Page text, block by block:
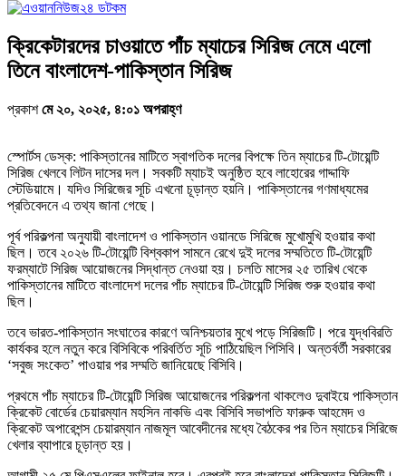
ক্রিকেটারদের চাওয়াতে পাঁচ ম্যাচের সিরিজ নেমে এলো
তিনে বাংলাদেশ-পাকিস্তান সিরিজ
প্রকাশমে ২০, ২০২৫, ৪:০১ অপরাহ্ণ
স্পোর্টস ডেস্ক: পাকিস্তানের মাটিতে স্বাগতিক দলের বিপক্ষে তিন ম্যাচের টি-টোয়েন্টি
সিরিজ খেলবে লিটন দাসের দল। সবকটি ম্যাচই অনুষ্ঠিত হবে লাহোরের গাদ্দাফি
স্টেডিয়ামে। যদিও সিরিজের সূচি এখনো চূড়ান্ত হয়নি। পাকিস্তানের গণমাধ্যমের
প্রতিবেদনে এ তথ্য জানা গেছে।
পূর্ব পরিকল্পনা অনুযায়ী বাংলাদেশ ও পাকিস্তান ওয়ানডে সিরিজে মুখোমুখি হওয়ার কথা
ছিল। তবে ২০২৬ টি-টোয়েন্টি বিশ্বকাপ সামনে রেখে দুই দলের সম্মতিতে টি-টোয়েন্টি
ফরম্যাটে সিরিজ আয়োজনের সিদ্ধান্ত নেওয়া হয়। চলতি মাসের ২৫ তারিখ থেকে
পাকিস্তানের মাটিতে বাংলাদেশ দলের পাঁচ ম্যাচের টি-টোয়েন্টি সিরিজ শুরু হওয়ার কথা
ছিল।
তবে ভারত-পাকিস্তান সংঘাতের কারণে অনিশ্চয়তার মুখে পড়ে সিরিজটি। পরে যুদ্ধবিরতি
কার্যকর হলে নতুন করে বিসিবিকে পরিবর্তিত সূচি পাঠিয়েছিল পিসিবি। অন্তর্বর্তী সরকারের
‘সবুজ সংকেত’ পাওয়ার পর সম্মতি জানিয়েছে বিসিবি।
প্রথমে পাঁচ ম্যাচের টি-টোয়েন্টি সিরিজ আয়োজনের পরিকল্পনা থাকলেও দুবাইয়ে পাকিস্তান
ক্রিকেট বোর্ডের চেয়ারম্যান মহসিন নাকভি এবং বিসিবি সভাপতি ফারুক আহমেদ ও
ক্রিকেট অপারেশন্স চেয়ারম্যান নাজমূল আবেদীনের মধ্যে বৈঠকের পর তিন ম্যাচের সিরিজে
খেলার ব্যাপারে চূড়ান্ত হয়।